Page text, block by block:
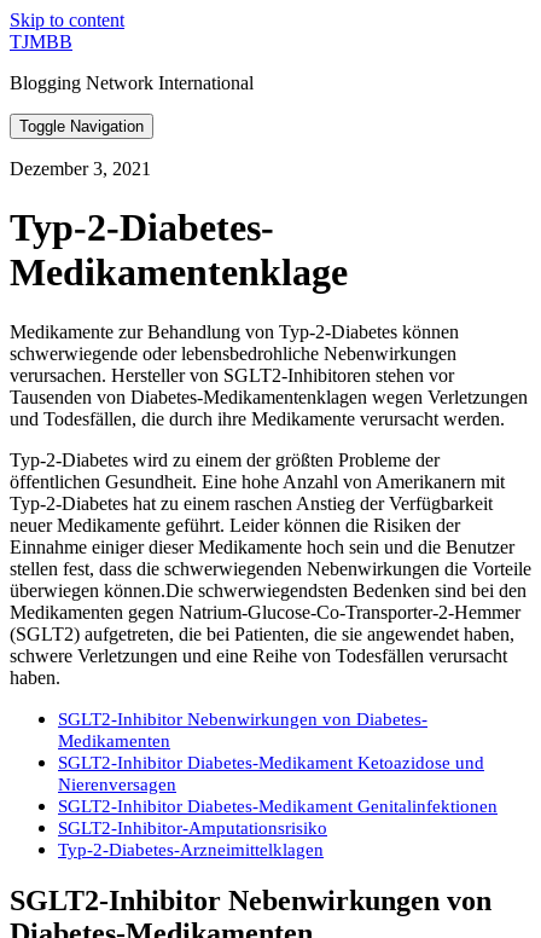
Skip to content
TJMBB
Blogging Network International
Toggle Navigation
Dezember 3, 2021
Typ-2-Diabetes-
Medikamentenklage
Medikamente zur Behandlung von Typ-2-Diabetes können
schwerwiegende oder lebensbedrohliche Nebenwirkungen
verursachen. Hersteller von SGLT2-Inhibitoren stehen vor
Tausenden von Diabetes-Medikamentenklagen wegen Verletzungen
und Todesfällen, die durch ihre Medikamente verursacht werden.
Typ-2-Diabetes wird zu einem der größten Probleme der
öffentlichen Gesundheit. Eine hohe Anzahl von Amerikanern mit
Typ-2-Diabetes hat zu einem raschen Anstieg der Verfügbarkeit
neuer Medikamente geführt. Leider können die Risiken der
Einnahme einiger dieser Medikamente hoch sein und die Benutzer
stellen fest, dass die schwerwiegenden Nebenwirkungen die Vorteile
überwiegen können.Die schwerwiegendsten Bedenken sind bei den
Medikamenten gegen Natrium-Glucose-Co-Transporter-2-Hemmer
(SGLT2) aufgetreten, die bei Patienten, die sie angewendet haben,
schwere Verletzungen und eine Reihe von Todesfällen verursacht
haben.
SGLT2-Inhibitor Nebenwirkungen von Diabetes-
Medikamenten
SGLT2-Inhibitor Diabetes-Medikament Ketoazidose und
Nierenversagen
SGLT2-Inhibitor Diabetes-Medikament Genitalinfektionen
SGLT2-Inhibitor-Amputationsrisiko
Typ-2-Diabetes-Arzneimittelklagen
SGLT2-Inhibitor Nebenwirkungen von